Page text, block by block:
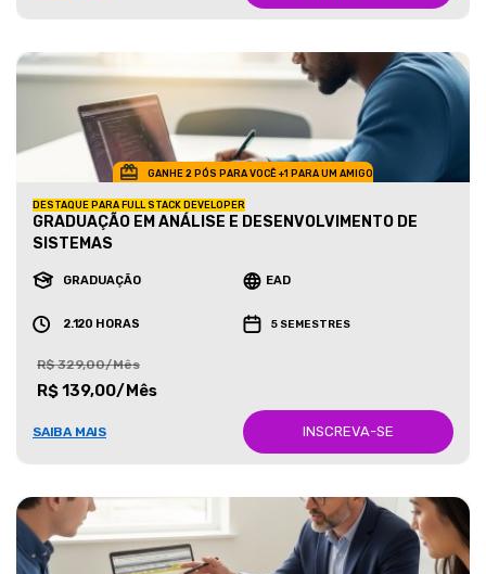
GANHE 2 PÓS PARA VOCÊ +1 PARA UM AMIGO
DESTAQUE PARA FULL STACK DEVELOPER
GRADUAÇÃO EM ANÁLISE E DESENVOLVIMENTO DE
SISTEMAS
GRADUAÇÃO EAD
2.120 HORAS 5 SEMESTRES
R$ 329,00/Mês
R$ 139,00/Mês
SAIBA MAIS INSCREVA-SE